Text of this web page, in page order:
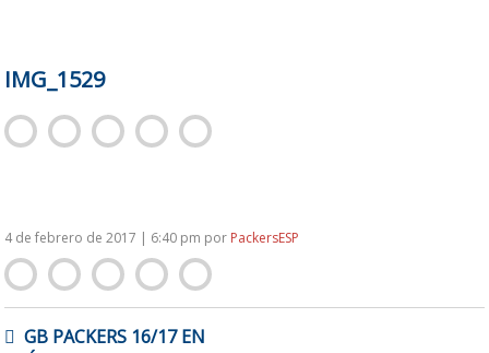
IMG_1529
4 de febrero de 2017 | 6:40 pm por PackersESP
DEGB PACKERS 16/17 EN